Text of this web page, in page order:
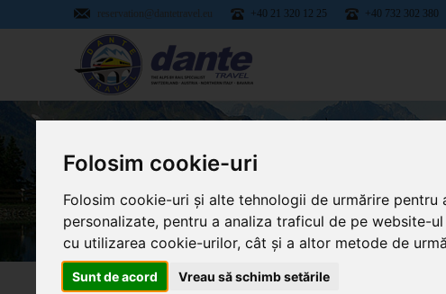
Folosim cookie-uri
Folosim cookie-uri și alte tehnologii de urmărire
personalizate, pentru a analiza traficul de pe website-
cu utilizarea cookie-urilor, cât și a altor metode de
Sunt de acord Vreau să schimb setările
reservation@dantetravel.eu +40 21 320 12 25 +40 732 302 380
ORDONANȚA NR. 2/20